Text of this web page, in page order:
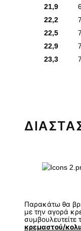
21,9
22,2
22,5
22,9
23,3
Παρακάτω θα
με την αγορά
συμβουλευτείτε
κρεμαστού/